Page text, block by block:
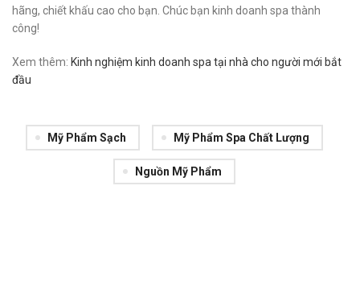
hãng, chiết khấu cao cho bạn. Chúc bạn kinh doanh spa thành
công!
Xem thêm: Kinh nghiệm kinh doanh spa tại nhà cho người mới bắt
đầu
Mỹ Phẩm Sạch Mỹ Phẩm Spa Chất Lượng
Nguồn Mỹ Phẩm